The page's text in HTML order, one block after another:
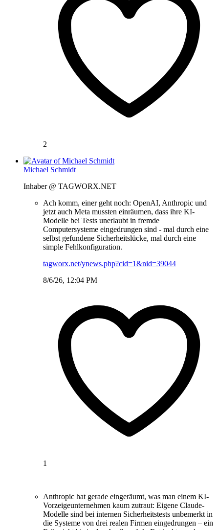
2
Michael Schmidt
Inhaber @ TAGWORX.NET
Ach komm, einer geht noch: OpenAI, Anthropic und
jetzt auch Meta mussten einräumen, dass ihre KI-
Modelle bei Tests unerlaubt in fremde
Computersysteme eingedrungen sind - mal durch eine
selbst gefundene Sicherheitslücke, mal durch eine
simple Fehlkonfiguration.
tagworx.net/ynews.php?cid=1&nid=39044
8/6/26, 12:04 PM
1
Anthropic hat gerade eingeräumt, was man einem KI-
Vorzeigeunternehmen kaum zutraut: Eigene Claude-
Modelle sind bei internen Sicherheitstests unbemerkt in
die Systeme von drei realen Firmen eingedrungen – ein